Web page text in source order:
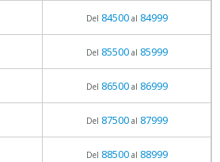
Del 84500al 84999
Del 85500al 85999
Del 86500al 86999
Del 87500al 87999
Del 88500al 88999